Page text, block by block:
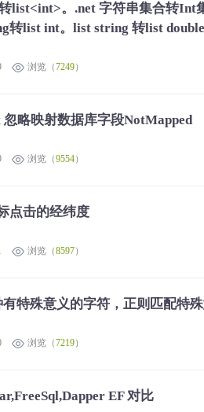
list<int>。.net 字符串集合转Int
转list int。list string 转list
浏览（7249）
略映射数据库字段NotMapped
浏览（9554）
点击的经纬度
浏览（8597）
特殊意义的字符，正则匹配特
浏览（7219）
EF 对比